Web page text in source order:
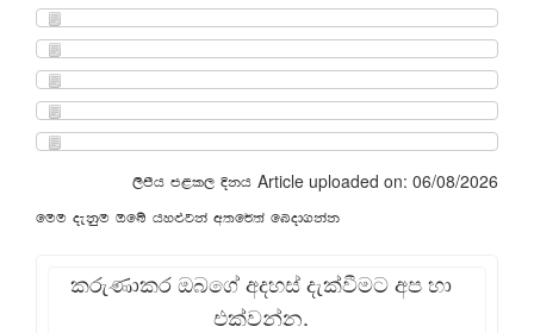
,smsh m<l, Èkh Article uploaded on: 06/08/2026
fuu oekqu Tfí hy¿jka w;f¾;a fnod.kak
කරුණාකර ඔබගේ අදහස් දැක්වීමට අප හා
එක්වන්න.